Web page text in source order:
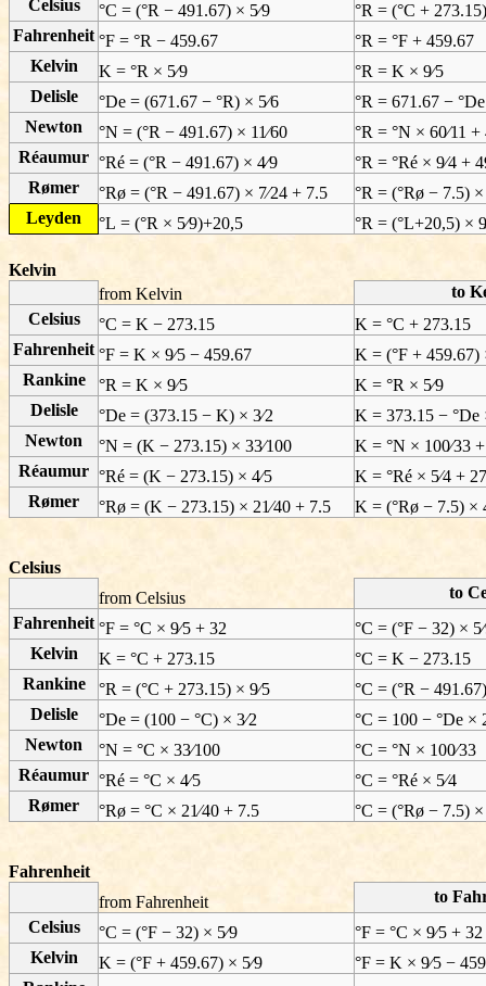
Celsius °C = (°R − 491.67) × 5⁄9
°R = (°C +
Fahrenheit °F = °R − 459.67
°R = °F + 459.67
Kelvin
K = °R × 5⁄9
°R = K × 9⁄5
Delisle
°De = (671.67 − °R) × 5⁄6
°R = 671.67 − °De
Newton
°N = (°R − 491.67) × 11⁄60
°R = °N × 60⁄11
Réaumur °Ré = (°R − 491.67) × 4⁄9
°R = °Ré × 9⁄4 +
Rømer
°Rø = (°R − 491.67) × 7⁄24 + 7.5
°R = (°Rø − 7.5)
Leyden
°L = (°R × 5⁄9)+20,5 °R = (°L+20,5) ×
Kelvin
from Kelvin
to
Celsius
°C = K − 273.15
K = °C + 273.15
Fahrenheit °F = K × 9⁄5 − 459.67
K = (°F + 459.67)
Rankine
°R = K × 9⁄5
K = °R × 5⁄9
Delisle
°De = (373.15 − K) × 3⁄2
K = 373.15 − °De
Newton
°N = (K − 273.15) × 33⁄100
K = °N × 100⁄33
Réaumur °Ré = (K − 273.15) × 4⁄5
K = °Ré × 5⁄4 +
Rømer
°Rø = (K − 273.15) × 21⁄40 + 7.5 K = (°Rø − 7.5) ×
Celsius
from Celsius
to
Fahrenheit °F = °C × 9⁄5 + 32
°C = (°F − 32) ×
Kelvin
K = °C + 273.15
°C = K − 273.15
Rankine
°R = (°C + 273.15) × 9⁄5
°C = (°R −
Delisle
°De = (100 − °C) × 3⁄2
°C = 100 − °De ×
Newton
°N = °C × 33⁄100
°C = °N × 100⁄33
Réaumur °Ré = °C × 4⁄5
°C = °Ré × 5⁄4
Rømer
°Rø = °C × 21⁄40 + 7.5 °C = (°Rø − 7.5) ×
Fahrenheit
from Fahrenheit
to
Celsius
°C = (°F − 32) × 5⁄9
°F = °C × 9⁄5 + 32
Kelvin
K = (°F + 459.67) × 5⁄9
°F = K × 9⁄5 −